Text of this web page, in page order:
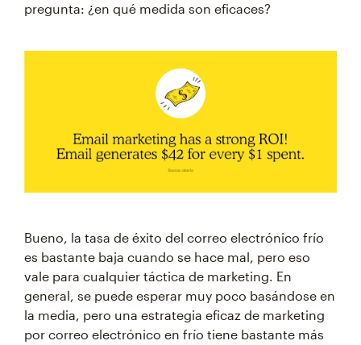
pregunta: ¿en qué medida son eficaces?
Bueno, la tasa de éxito del correo electrónico frío
es bastante baja cuando se hace mal, pero eso
vale para cualquier táctica de marketing. En
general, se puede esperar muy poco basándose en
la media, pero una estrategia eficaz de marketing
por correo electrónico en frío tiene bastante más